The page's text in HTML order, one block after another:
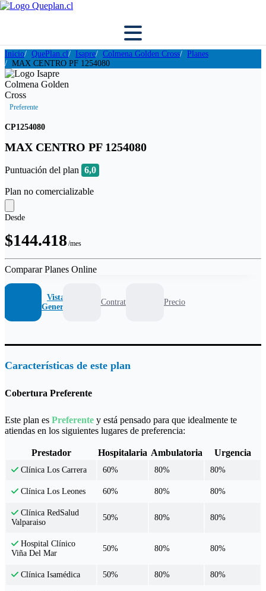
Inicio QuePlan.cl Isapre Colmena Golden Cross
Planes
MAX CENTRO PF 1254080
Preferente
CP1254080
MAX CENTRO PF 1254080
Puntuación del plan 6,0
Plan no comercializable
Desde
$144.418 /mes
Comparar Planes Online
Vista
General
Contrato Precio
Características de este plan
Cobertura Preferente
Este plan es Preferente y está pensado para que idealmente te
atiendas en los siguientes lugares de preferencia:
Prestador Hospitalaria Ambulatoria Urgencia
Clínica Los Carrera 60% 80% 80%
Clínica Los Leones 60% 80% 80%
Clínica RedSalud
Valparaiso
50% 80% 80%
Hospital Clínico
Viña Del Mar
50% 80% 80%
Clínica Isamédica 50% 80% 80%